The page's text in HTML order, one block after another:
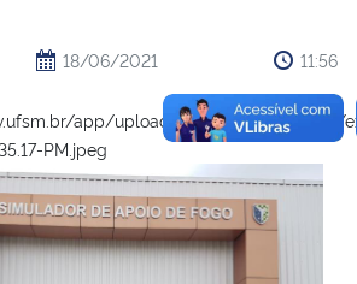
18/06/2021 11:56
app/uploads/sites/431/2021/06/
PM.jpeg